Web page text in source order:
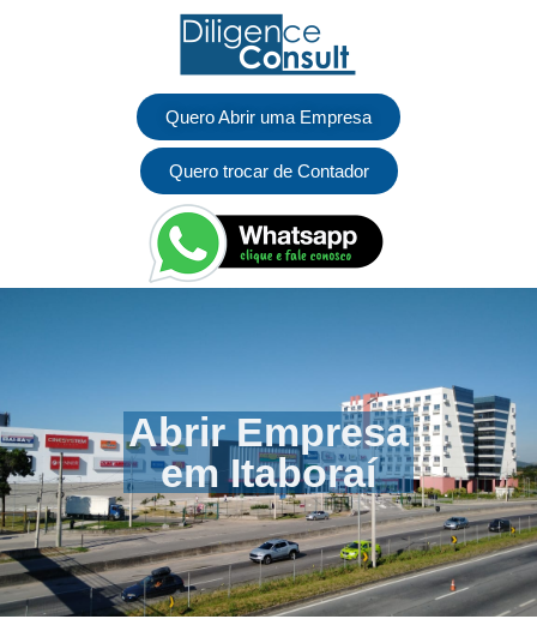
Quero Abrir uma Empresa
Quero trocar de Contador
Abrir Empresa
em Itaboraí